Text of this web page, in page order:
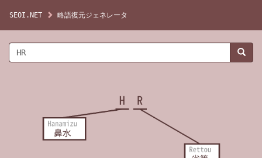
SEOI.NET 略語復元ジェネレータ